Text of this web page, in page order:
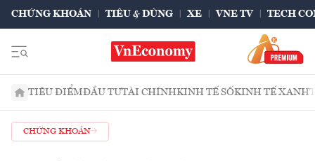
CHỨNG KHOÁN TIÊU & DÙNG XE VNE TV TECH
TIÊU ĐIỂMĐẦU TƯTÀI CHÍNHKINH TẾ SỐKINH TẾ XANH
CHỨNG KHOÁN